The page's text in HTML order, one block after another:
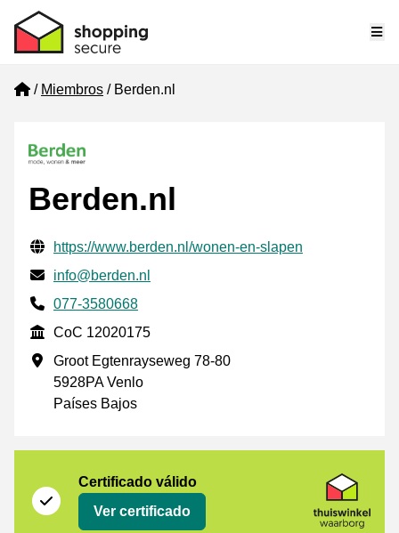
Home
Miembros Berden.nl
Berden.nl
Información de contacto verificada
Website URL
https://www.berden.nl/wonen-en-slapen
Envía un correo electrónico a
info@berden.nl
Phone number
077-3580668
CoC
CoC 12020175
Dirección de la empresa
Groot Egtenrayseweg 78-80
5928PA Venlo
Países Bajos
Certificado válido
Ver certificado